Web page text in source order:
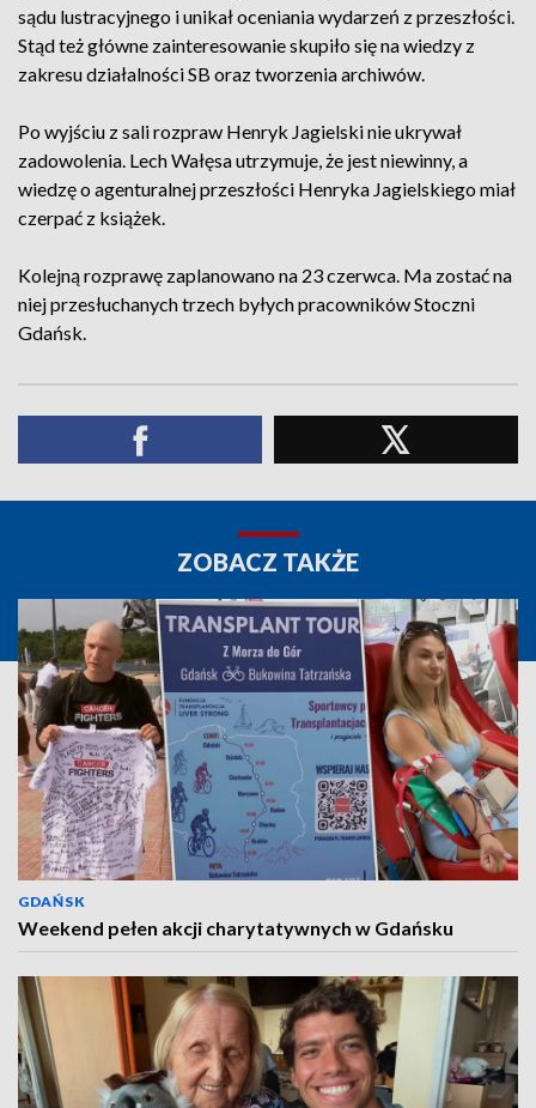
sądu lustracyjnego i unikał oceniania wydarzeń z przeszłości.
Stąd też główne zainteresowanie skupiło się na wiedzy z
zakresu działalności SB oraz tworzenia archiwów.
Po wyjściu z sali rozpraw Henryk Jagielski nie ukrywał
zadowolenia. Lech Wałęsa utrzymuje, że jest niewinny, a
wiedzę o agenturalnej przeszłości Henryka Jagielskiego miał
czerpać z książek.
Kolejną rozprawę zaplanowano na 23 czerwca. Ma zostać na
niej przesłuchanych trzech byłych pracowników Stoczni
Gdańsk.
ZOBACZ TAKŻE
GDAŃSK
Weekend pełen akcji charytatywnych w Gdańsku